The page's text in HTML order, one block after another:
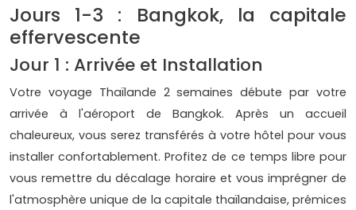
Jours 1-3 : Bangkok, la capitale
effervescente
Jour 1 : Arrivée et Installation
Votre voyage Thaïlande 2 semaines débute par votre
arrivée à l'aéroport de Bangkok. Après un accueil
chaleureux, vous serez transférés à votre hôtel pour vous
installer confortablement. Profitez de ce temps libre pour
vous remettre du décalage horaire et vous imprégner de
l'atmosphère unique de la capitale thaïlandaise, prémices